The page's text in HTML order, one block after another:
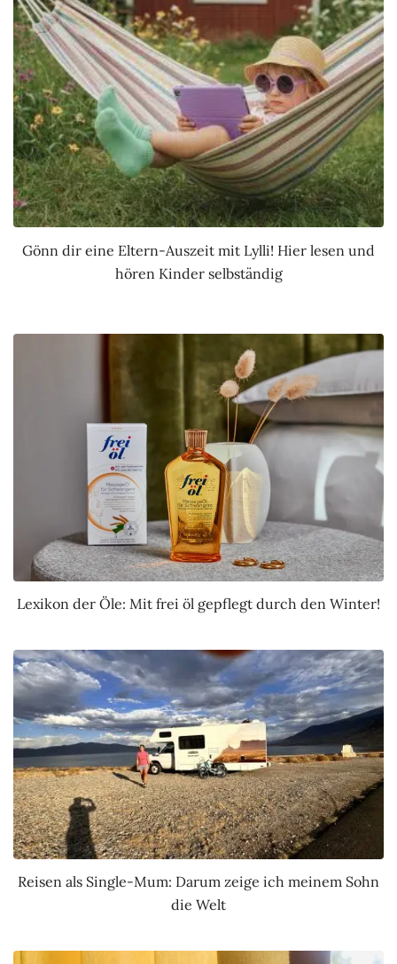
Gönn dir eine Eltern-Auszeit mit Lylli! Hier lesen und
hören Kinder selbständig
Lexikon der Öle: Mit frei öl gepflegt durch den Winter!
Reisen als Single-Mum: Darum zeige ich meinem Sohn
die Welt